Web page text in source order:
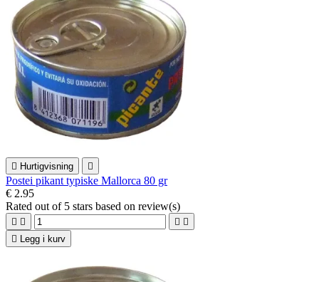
 Hurtigvisning 
Postei pikant typiske Mallorca 80 gr
€ 2.95
Rated out of 5 stars based on review(s)
   
 Legg i kurv